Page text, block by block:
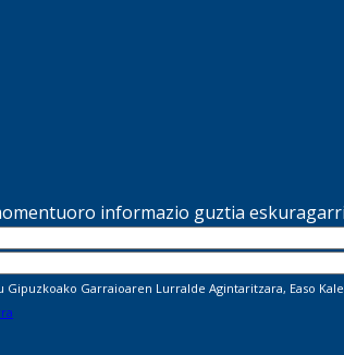
informazio guztia
Garraioaren Lurralde Agintaritzara, Easo